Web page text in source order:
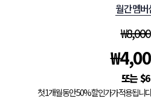
월간 멤버
₩8,000
₩
$6
첫 1개월 동안 50% 할인가가 적용됩니